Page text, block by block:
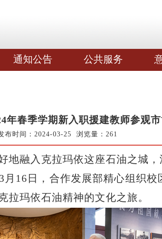
通知公告 公共服务
年春季学期新入职援建教师参观
布时间：2024-03-25 浏览量： 261
地融入克拉玛依这座石油之城
16日，合作发展部精心组织校
拉玛依石油精神的文化之旅。